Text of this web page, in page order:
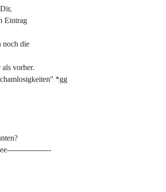
Eintrag
noch die
vorher.
*gg